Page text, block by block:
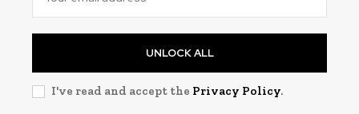
UNLOCK ALL
I've read and accept the Privacy Policy.